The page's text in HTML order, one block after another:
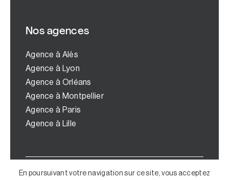
Nos agences
Agence à Alès
Agence à Lyon
Agence à Orléans
Agence à Montpellier
Agence à Paris
Agence à Lille
© Copyright 2024 | Tous droits réservés |
En poursuivant votre navigation sur ce site, vous acceptez